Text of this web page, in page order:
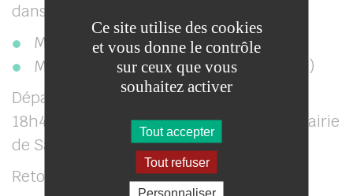
dans 2 catégories :
Meilleure comédie
Meilleur comédien (Maxime d’Aboville)
Départ en car pour le théâtre Fontaine à
18h45 (mairie de Beautheil) et 18h50 (mairie
de Saints).
Retour prévu vers 23h50.
Ce site utilise des cookies
et vous donne le contrôle
sur ceux que vous
souhaitez activer
Tout accepter
Tout refuser
Personnaliser